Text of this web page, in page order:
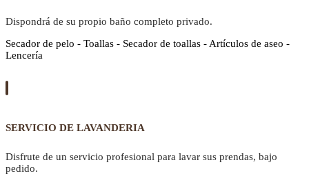
Dispondrá de su propio baño completo privado.
Secador de pelo - Toallas - Secador de toallas - Artículos de aseo -
Lencería
SERVICIO DE LAVANDERIA
Disfrute de un servicio profesional para lavar sus prendas, bajo
pedido.